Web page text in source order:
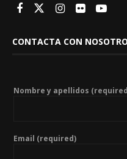
CONTACTA CON
Nombre y apellidos
Email (required)